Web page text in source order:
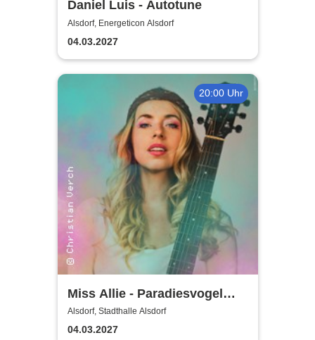
Daniel Luis - Autotune
Alsdorf, Energeticon Alsdorf
04.03.2027
20:00 Uhr
Miss Allie - Paradiesvogel
Tour
Alsdorf, Stadthalle Alsdorf
04.03.2027